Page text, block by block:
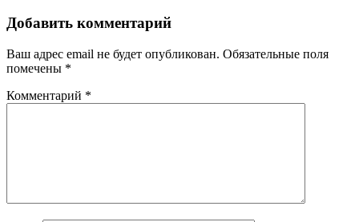
Добавить комментарий
Ваш адрес email не будет опубликован. Обязательные поля
помечены *
Комментарий *